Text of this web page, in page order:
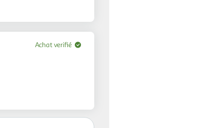
Achat verifié